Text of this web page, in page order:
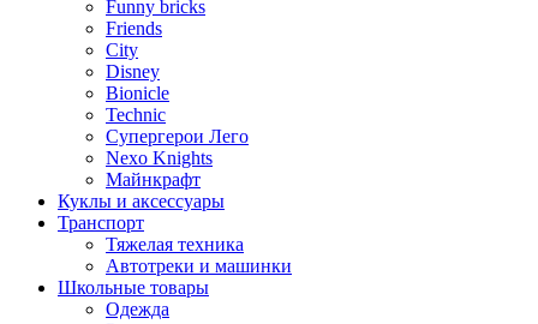
Funny bricks
Friends
City
Disney
Bionicle
Technic
Супергерои Лего
Nexo Knights
Майнкрафт
Куклы и аксессуары
Транспорт
Тяжелая техника
Автотреки и машинки
Школьные товары
Одежда